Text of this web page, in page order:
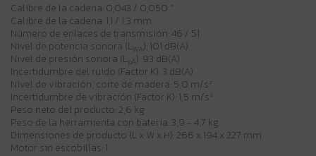
Calibre de la cadena: 0,043 / 0,050 "
Calibre de la cadena: 1,1 / 1,3 mm
Número de enlaces de transmisión: 46 / 51
Nivel de potencia sonora (LWA ): 101 dB(A)
Nivel de presión sonora (LpA ): 93 dB(A)
Incertidumbre del ruido (Factor K): 3 dB(A)
Nivel de vibración, corte de madera: 5,0 m/s²
Incertidumbre de vibración (Factor K): 1,5 m/s²
Peso neto del producto: 2,6 kg
Peso de la herramienta con batería: 3,9 - 4,7 kg
Dimensiones de producto (L x W x H): 266 x 194 x 227 mm
Motor sin escobillas: 1